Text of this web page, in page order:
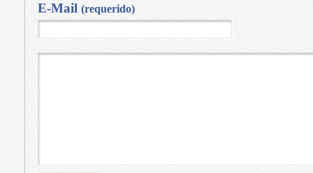
E-Mail (requerido)